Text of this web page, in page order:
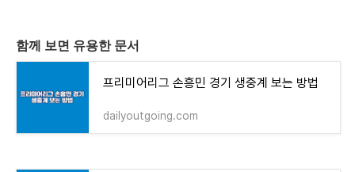
함께 보면 유용한 문서
프리미어리그 손흥민 경기 생중계 보는 방법
dailyoutgoing.com